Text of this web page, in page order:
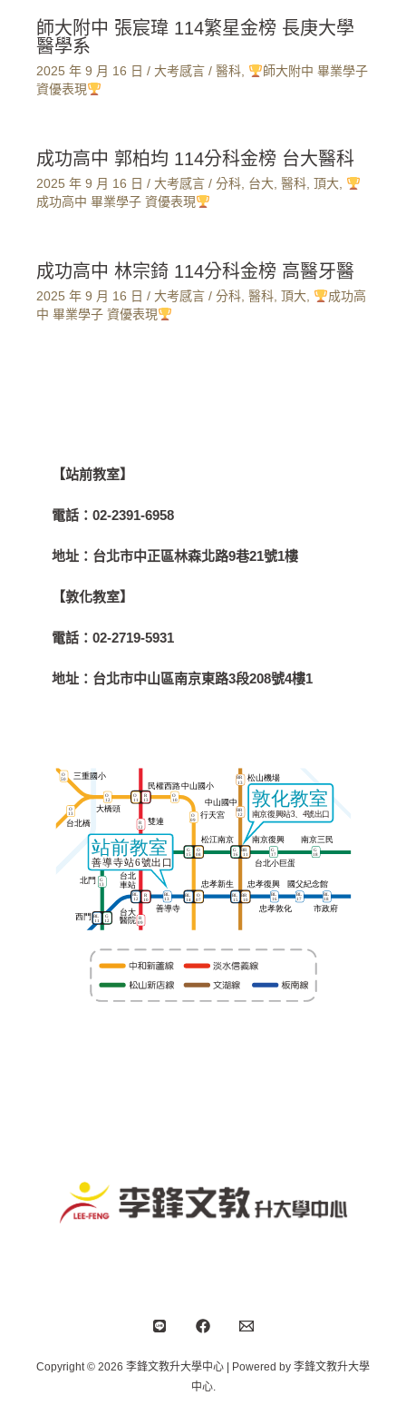
師大附中 張宸瑋 114繁星金榜 長庚大學
醫學系
2025 年 9 月 16 日 / 大考感言 / 醫科,
師大附中 畢業學子
資優表現
成功高中 郭柏均 114分科金榜 台大醫科
2025 年 9 月 16 日 / 大考感言 / 分科, 台大, 醫科, 頂大,
成功高中 畢業學子 資優表現
成功高中 林宗錡 114分科金榜 高醫牙醫
2025 年 9 月 16 日 / 大考感言 / 分科, 醫科, 頂大,
成功高
中 畢業學子 資優表現
【站前教室】
電話：02-2391-6958
地址： 台北市中正區林森北路9巷21號1樓
【敦化教室】
電話：02-2719-5931
地址： 台北市中山區南京東路3段208號4樓1
Copyright © 2026 李鋒文教升大學中心 | Powered by 李鋒文教升大學
中心.